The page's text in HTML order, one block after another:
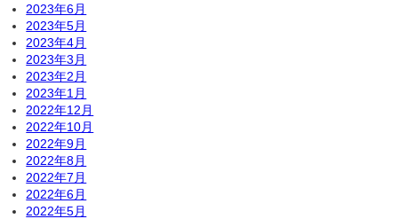
2023年6月
2023年5月
2023年4月
2023年3月
2023年2月
2023年1月
2022年12月
2022年10月
2022年9月
2022年8月
2022年7月
2022年6月
2022年5月